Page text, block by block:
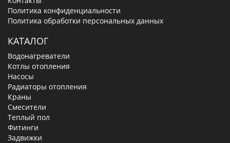
Политика конфиденциальности
Политика обработки персональных данных
КАТАЛОГ
Водонагреватели
Котлы отопления
Насосы
Радиаторы отопления
Краны
Смесители
Теплый пол
Фитинги
Задвижки